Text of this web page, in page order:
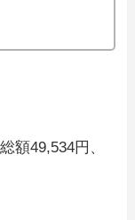
額49,534円、